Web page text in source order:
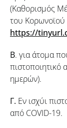
(Καθορισμός
του Κορωνοϊού
https://
Β. για άτομα
ημερών).
Γ. Εν ισχύι
από COVID-19.